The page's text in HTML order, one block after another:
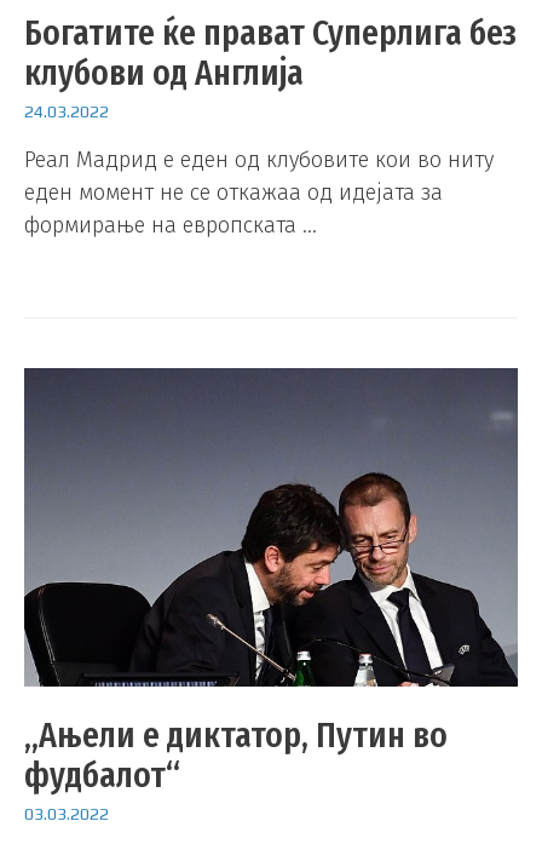
Богатите ќе прават Суперлига без
клубови од Англија
24.03.2022
Реал Мадрид е еден од клубовите кои во ниту
еден момент не се откажаа од идејата за
формирање на европската …
„Ањели е диктатор, Путин во
фудбалот“
03.03.2022